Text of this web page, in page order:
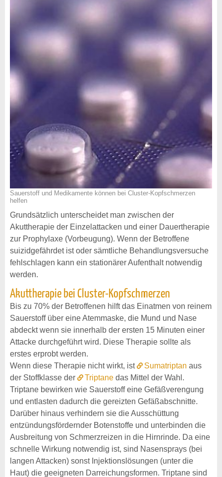
Sauerstoff und Medikamente können bei Cluster-Kopfschmerzen
helfen
Grundsätzlich unterscheidet man zwischen der
Akuttherapie der Einzelattacken und einer Dauertherapie
zur Prophylaxe (Vorbeugung). Wenn der Betroffene
suizidgefährdet ist oder sämtliche Behandlungsversuche
fehlschlagen kann ein stationärer Aufenthalt notwendig
werden.
Akuttherapie bei Cluster-Kopfschmerzen
Bis zu 70% der Betroffenen hilft das Einatmen von reinem
Sauerstoff über eine Atemmaske, die Mund und Nase
abdeckt wenn sie innerhalb der ersten 15 Minuten einer
Attacke durchgeführt wird. Diese Therapie sollte als
erstes erprobt werden.
Wenn diese Therapie nicht wirkt, ist
Sumatriptan aus
der Stoffklasse der
Triptane das Mittel der Wahl.
Triptane bewirken wie Sauerstoff eine Gefäßverengung
und entlasten dadurch die gereizten Gefäßabschnitte.
Darüber hinaus verhindern sie die Ausschüttung
entzündungsfördernder Botenstoffe und unterbinden die
Ausbreitung von Schmerzreizen in die Hirnrinde. Da eine
schnelle Wirkung notwendig ist, sind Nasensprays (bei
langen Attacken) sonst Injektionslösungen (unter die
Haut) die geeigneten Darreichungsformen. Triptane sind